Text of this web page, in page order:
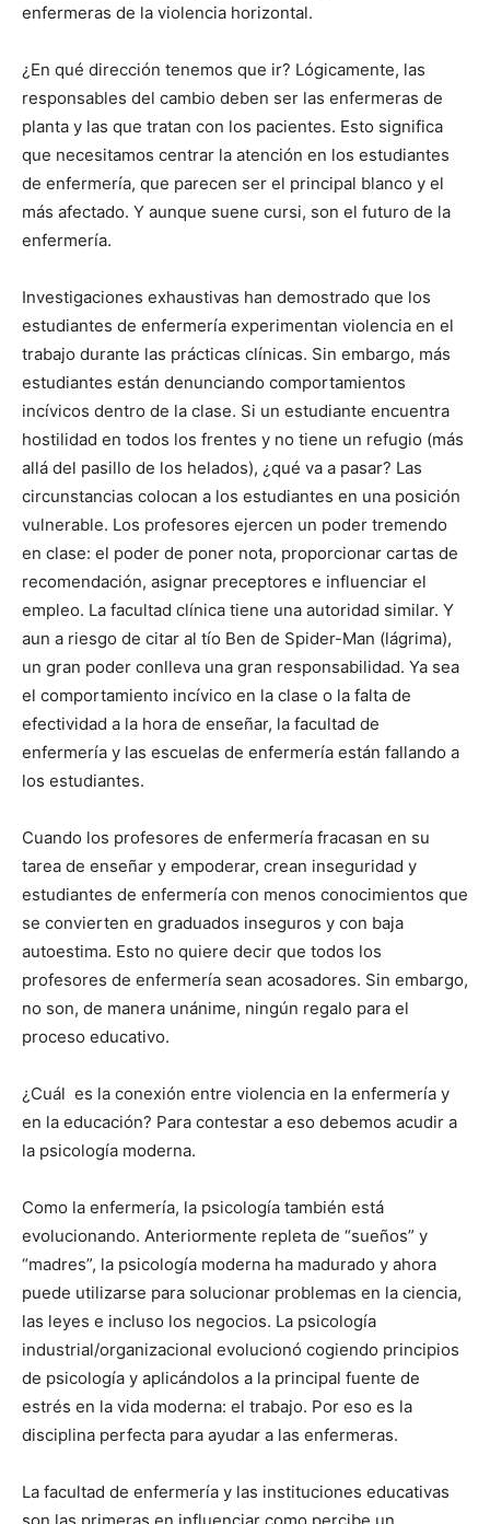
enfermeras de la violencia horizontal.
¿En qué dirección tenemos que ir? Lógicamente, las
responsables del cambio deben ser las enfermeras de
planta y las que tratan con los pacientes. Esto significa
que necesitamos centrar la atención en los estudiantes
de enfermería, que parecen ser el principal blanco y el
más afectado. Y aunque suene cursi, son el futuro de la
enfermería.
Investigaciones exhaustivas han demostrado que los
estudiantes de enfermería experimentan violencia en el
trabajo durante las prácticas clínicas. Sin embargo, más
estudiantes están denunciando comportamientos
incívicos dentro de la clase. Si un estudiante encuentra
hostilidad en todos los frentes y no tiene un refugio (más
allá del pasillo de los helados), ¿qué va a pasar? Las
circunstancias colocan a los estudiantes en una posición
vulnerable. Los profesores ejercen un poder tremendo
en clase: el poder de poner nota, proporcionar cartas de
recomendación, asignar preceptores e influenciar el
empleo. La facultad clínica tiene una autoridad similar. Y
aun a riesgo de citar al tío Ben de Spider-Man (lágrima),
un gran poder conlleva una gran responsabilidad. Ya sea
el comportamiento incívico en la clase o la falta de
efectividad a la hora de enseñar, la facultad de
enfermería y las escuelas de enfermería están fallando a
los estudiantes.
Cuando los profesores de enfermería fracasan en su
tarea de enseñar y empoderar, crean inseguridad y
estudiantes de enfermería con menos conocimientos que
se convierten en graduados inseguros y con baja
autoestima. Esto no quiere decir que todos los
profesores de enfermería sean acosadores. Sin embargo,
no son, de manera unánime, ningún regalo para el
proceso educativo.
¿Cuál es la conexión entre violencia en la enfermería y
en la educación? Para contestar a eso debemos acudir a
la psicología moderna.
Como la enfermería, la psicología también está
evolucionando. Anteriormente repleta de “sueños” y
“madres”, la psicología moderna ha madurado y ahora
puede utilizarse para solucionar problemas en la ciencia,
las leyes e incluso los negocios. La psicología
industrial/organizacional evolucionó cogiendo principios
de psicología y aplicándolos a la principal fuente de
estrés en la vida moderna: el trabajo. Por eso es la
disciplina perfecta para ayudar a las enfermeras.
La facultad de enfermería y las instituciones educativas